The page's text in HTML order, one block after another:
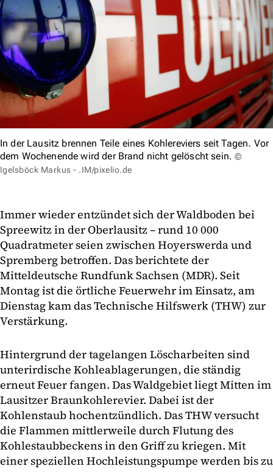
In der Lausitz brennen Teile eines Kohlereviers seit Tagen. Vor
dem Wochenende wird der Brand nicht gelöscht sein.©
Igelsböck Markus - .IM/pixelio.de
Immer wieder entzündet sich der Waldboden bei
Spreewitz in der Oberlausitz – rund 10 000
Quadratmeter seien zwischen Hoyerswerda und
Spremberg betroffen. Das berichtete der
Mitteldeutsche Rundfunk Sachsen (MDR). Seit
Montag ist die örtliche Feuerwehr im Einsatz, am
Dienstag kam das Technische Hilfswerk (THW) zur
Verstärkung.
Hintergrund der tagelangen Löscharbeiten sind
unterirdische Kohleablagerungen, die ständig
erneut Feuer fangen. Das Waldgebiet liegt Mitten im
Lausitzer Braunkohlerevier. Dabei ist der
Kohlenstaub hochentzündlich. Das THW versucht
die Flammen mittlerweile durch Flutung des
Kohlestaubbeckens in den Griff zu kriegen. Mit
einer speziellen Hochleistungspumpe werden bis zu